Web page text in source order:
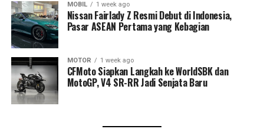
MOBIL 1 week ago
Nissan Fairlady Z Resmi Debut di Indonesia,
Pasar ASEAN Pertama yang Kebagian
MOTOR 1 week ago
CFMoto Siapkan Langkah ke WorldSBK dan
MotoGP, V4 SR-RR Jadi Senjata Baru